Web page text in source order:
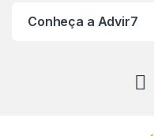
Conheça a Advir7